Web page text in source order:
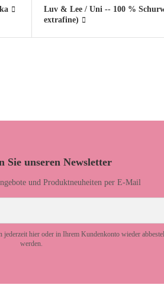
Luv & Lee / Uni -- 100 %
extrafine)
Sie unseren Newsletter
und Produktneuheiten per E-Mail
hier oder in Ihrem Kundenkonto wieder
werden.